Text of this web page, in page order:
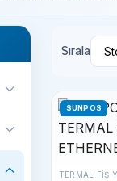
Sırala
SUNPOS
TERMAL FIŞ